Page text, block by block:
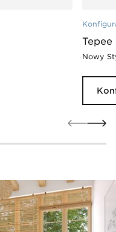
Tepee
Nowy